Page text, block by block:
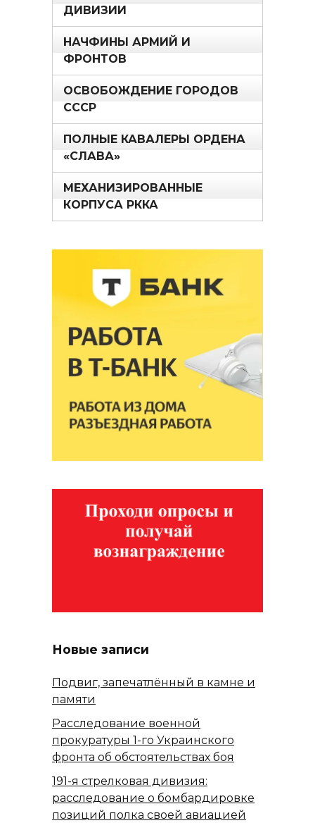
ДИВИЗИИ
НАЧФИНЫ АРМИЙ И
ФРОНТОВ
ОСВОБОЖДЕНИЕ ГОРОДОВ
СССР
ПОЛНЫЕ КАВАЛЕРЫ ОРДЕНА
«СЛАВА»
МЕХАНИЗИРОВАННЫЕ
КОРПУСА РККА
Новые записи
Подвиг, запечатлённый в камне и
памяти
Расследование военной
прокуратуры 1-го Украинского
фронта об обстоятельствах боя
191-я стрелковая дивизия:
расследование о бомбардировке
позиций полка своей авиацией